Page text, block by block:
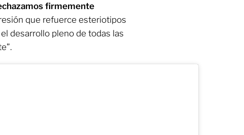
firmemente
que refuerce esteriotipos
desarrollo pleno de todas las